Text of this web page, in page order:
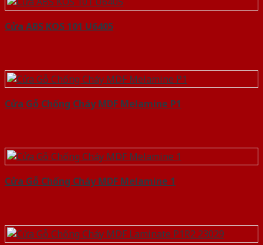
Cửa ABS KOS 101 U6405
Cửa Gỗ Chống Cháy MDF Melamine P1
Cửa Gỗ Chống Cháy MDF Melamine 1